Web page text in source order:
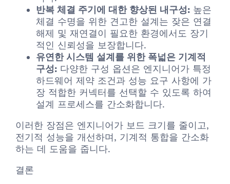
반복 체결 주기에 대한 향상된 내구성: 높은
체결 수명을 위한 견고한 설계는 잦은 연결
해제 및 재연결이 필요한 환경에서도 장기
적인 신뢰성을 보장합니다.
유연한 시스템 설계를 위한 폭넓은 기계적
구성: 다양한 구성 옵션은 엔지니어가 특정
하드웨어 제약 조건과 성능 요구 사항에 가
장 적합한 커넥터를 선택할 수 있도록 하여
설계 프로세스를 간소화합니다.
이러한 장점은 엔지니어가 보드 크기를 줄이고,
전기적 성능을 개선하며, 기계적 통합을 간소화
하는 데 도움을 줍니다.
결론